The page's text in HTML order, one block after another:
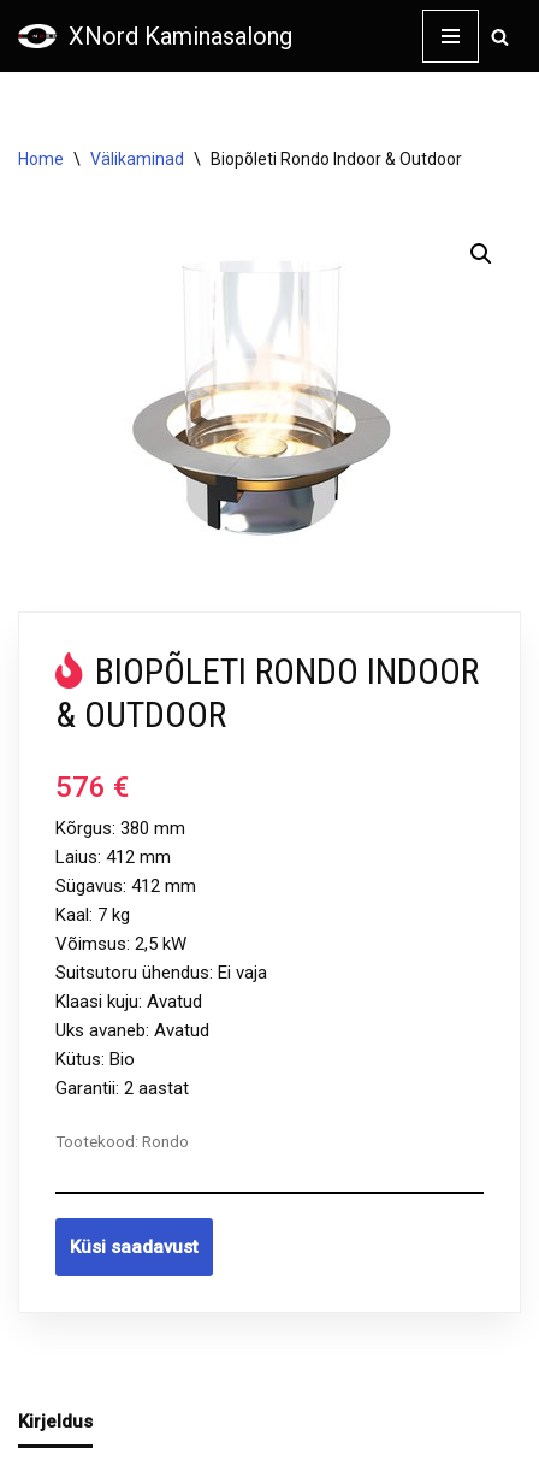
XNord Kaminasalong
Home \ Välikaminad \ Biopõleti Rondo Indoor & Outdoor
BIOPÕLETI RONDO INDOOR
& OUTDOOR
576 €
Kõrgus: 380 mm
Laius: 412 mm
Sügavus: 412 mm
Kaal: 7 kg
Võimsus: 2,5 kW
Suitsutoru ühendus: Ei vaja
Klaasi kuju: Avatud
Uks avaneb: Avatud
Kütus: Bio
Garantii: 2 aastat
Tootekood: Rondo
Küsi saadavust
Kirjeldus